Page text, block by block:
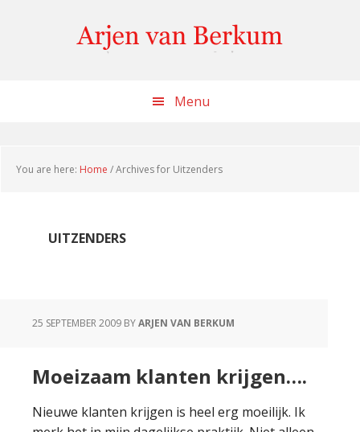
Menu
You are here: Home /Archives for Uitzenders
UITZENDERS
25 SEPTEMBER 2009 BYARJEN VAN BERKUM
Moeizaam klanten krijgen….
Nieuwe klanten krijgen is heel erg moeilijk. Ik